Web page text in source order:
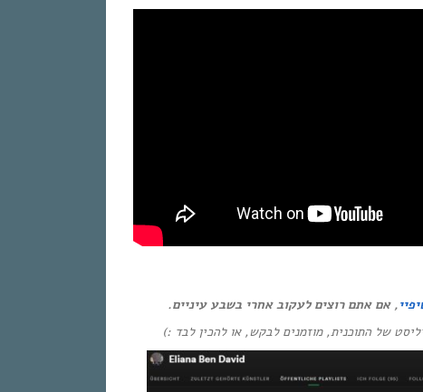
, אם אתם רוצים לעקוב אחרי בשבע עיניים.
של התוכנית, מוזמנים לבקש, או להכין לבד :)